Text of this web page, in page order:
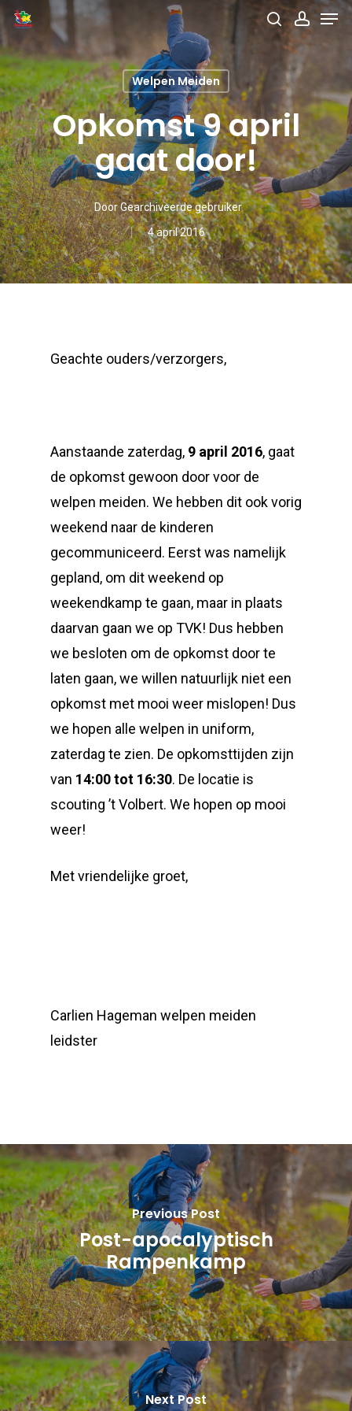
Skip
to
main
content
search
Welpen Meiden
Opkomst 9 april
gaat door!
DoorGearchiveerde gebruiker
4 april 2016
Geachte ouders/verzorgers,
Aanstaande zaterdag, 9 april 2016, gaat
de opkomst gewoon door voor de
welpen meiden. We hebben dit ook vorig
weekend naar de kinderen
gecommuniceerd. Eerst was namelijk
gepland, om dit weekend op
weekendkamp te gaan, maar in plaats
daarvan gaan we op TVK! Dus hebben
we besloten om de opkomst door te
laten gaan, we willen natuurlijk niet een
opkomst met mooi weer mislopen! Dus
we hopen alle welpen in uniform,
zaterdag te zien. De opkomsttijden zijn
van 14:00 tot 16:30. De locatie is
scouting ’t Volbert. We hopen op mooi
weer!
Met vriendelijke groet,
Carlien Hageman welpen meiden
leidster
Previous Post
Post-apocalyptisch
Rampenkamp
Next Post